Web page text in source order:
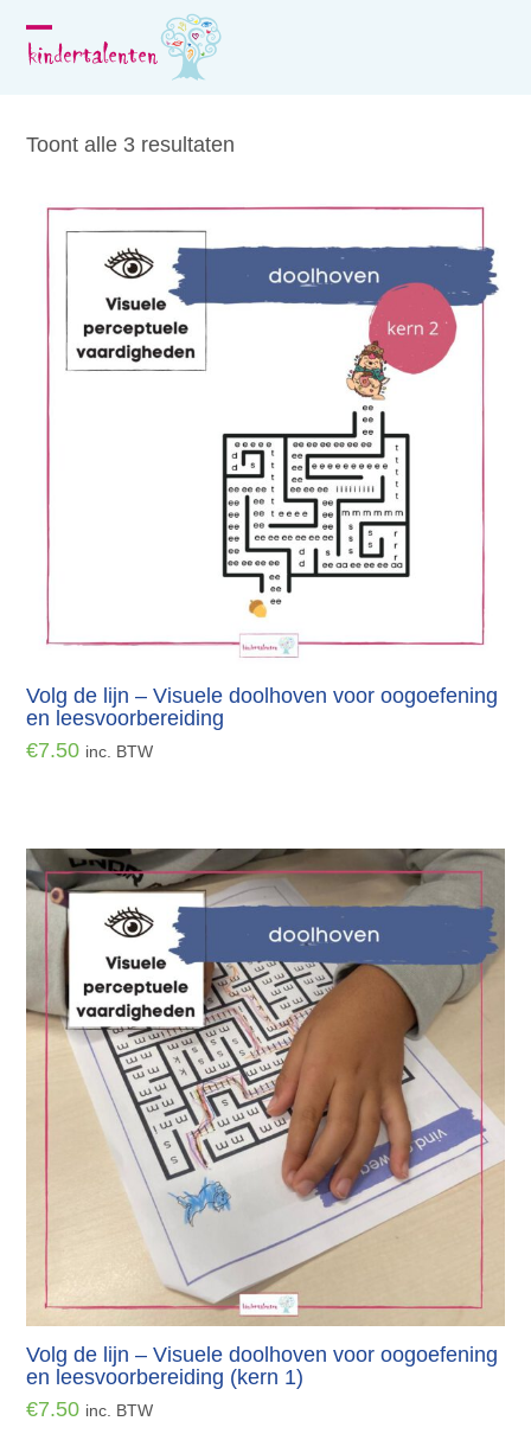
Open
menu
Close
menu
Toont alle 3 resultaten
Volg de lijn – Visuele doolhoven voor oogoefening
en leesvoorbereiding
€7.50 inc. BTW
Volg de lijn – Visuele doolhoven voor oogoefening
en leesvoorbereiding (kern 1)
€7.50 inc. BTW